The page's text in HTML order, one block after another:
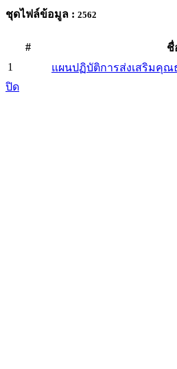
ชุดไฟล์ข้อมูล : 2562
#
ชื่
1
แผนปฏิบัติการส่งเสริมคุณ
ปิด